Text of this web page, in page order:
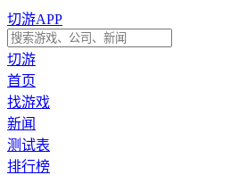
切游APP
切游
首页
找游戏
新闻
测试表
排行榜